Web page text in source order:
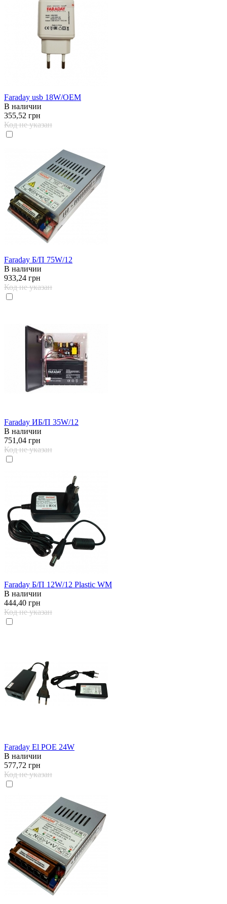
Faraday usb 18W/OEM
В наличии
355,52 грн
Код не указан
Faraday Б/П 75W/12
В наличии
933,24 грн
Код не указан
Faraday ИБ/П 35W/12
В наличии
751,04 грн
Код не указан
Faraday Б/П 12W/12 Plastic WM
В наличии
444,40 грн
Код не указан
Faraday El POE 24W
В наличии
577,72 грн
Код не указан